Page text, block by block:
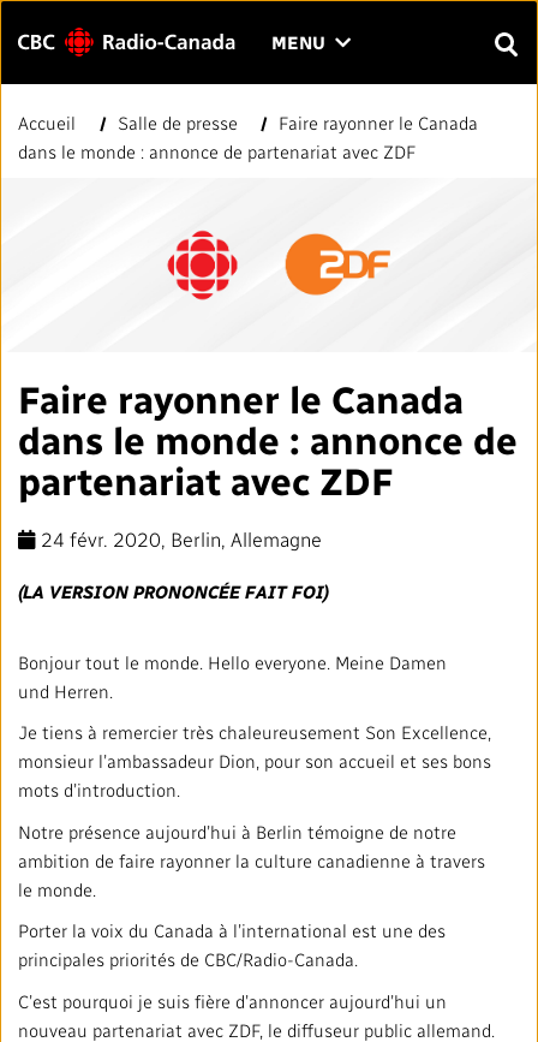
Menu MENU CLIQUER
LE
MENU
Entrer
le
rechercher.
Rechercher
PAGE D'ACCUEIL
Normes et pratiques journalistiques (NPJ)
Répertoire des médias locaux
#CestAssez
Rapports annuels
Politiques institutionnelles
Salle de presse
Notre approche en matière d’intelligence artificielle
Ombudsman
VOTRE CBC/RADIO-CANADA
Notre valeur
À propos de nous
Blogue
Notre histoire
L'importance de la radiodiffusion publique
VISION
Mandat
Stratégie
Gouvernance
Leadership
Services français
Activités dans les communautés
TRANSPARENCE ET ENGAGEMENT
Finances
Affaires réglementaires
Équité, diversité et inclusion
Accès à l'information
Bureau Valeurs et Éthique
SERVICES
Nos services et plateformes
Nos services commerciaux
TRAVAILLER AVEC NOUS
RADIO-CANADA STRATÉGIE
Suivez-nous :
PLAN ET RÉTROACTION SUR L’ACCESSIBILITÉ
©2024 Société Radio‑Canada
Accueil Salle de presse
Faire rayonner le Canada
dans le monde : annonce de partenariat avec ZDF
Faire rayonner le Canada
dans le monde : annonce de
partenariat avec ZDF
24 févr. 2020, Berlin, Allemagne
(LA VERSION PRONONCÉE FAIT FOI)
Bonjour tout le monde. Hello everyone. Meine Damen
und Herren.
Je tiens à remercier très chaleureusement Son Excellence,
monsieur l’ambassadeur Dion, pour son accueil et ses bons
mots d’introduction.
Notre présence aujourd’hui à Berlin témoigne de notre
ambition de faire rayonner la culture canadienne à travers
le monde.
Porter la voix du Canada à l’international est une des
principales priorités de CBC/Radio-Canada.
C’est pourquoi je suis fière d’annoncer aujourd’hui un
nouveau partenariat avec ZDF, le diffuseur public allemand.